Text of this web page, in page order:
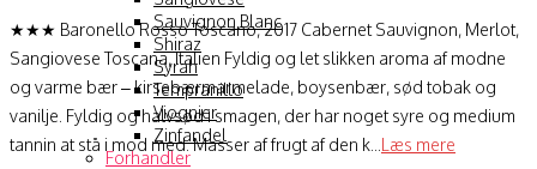
Sauvignon Blanc
Shiraz
Syrah
Tempranillo
Viognier
Zinfandel
Forhandler
★★★ Baronello Rosso Toscano, 2017 Cabernet Sauvignon, Merlot,
Sangiovese Toscana, Italien Fyldig og let slikken aroma af modne
og varme bær – kirsebærmarmelade, boysenbær, sød tobak og
vanilje. Fyldig og halvsød i smagen, der har noget syre og medium
tannin at stå i mod med. Masser af frugt af den k... Læs mere